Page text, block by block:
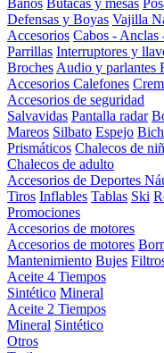
Baños Butacas y mesas
Defensas y Boyas Vajilla
Accesorios Cabos - Anclas
Parrillas Interruptores y
Broches Audio y parlantes
Accesorios Calefones
Accesorios de seguridad
Salvavidas Pantalla radar
Mareos Silbato Espejo
Prismáticos Chalecos de
Chalecos de adulto
Accesorios de Deportes
Tiros Inflables Tablas Ski
Promociones
Accesorios de motores
Accesorios de motores
Mantenimiento Bujes
Aceite 4 Tiempos
Sintético Mineral
Aceite 2 Tiempos
Mineral Sintético
Otros